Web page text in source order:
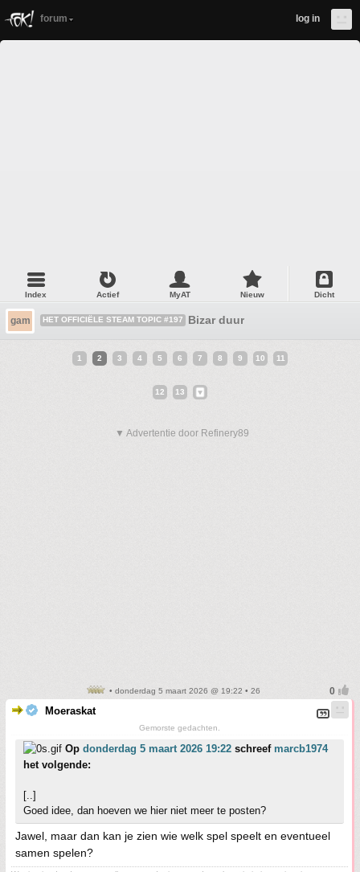
forum log in
Index Actief MyAT Nieuw Dicht
gam HET OFFICIËLE STEAM TOPIC #197 Bizar duur
1 2 3 4 5 6 7 8 9 10 11
12 13
▼ Advertentie door Refinery89
• donderdag 5 maart 2026 @ 19:22 • 26
Moeraskat
Gemorste gedachten.
Op donderdag 5 maart 2026 19:22 schreef marcb1974
het volgende:
[..]
Goed idee, dan hoeven we hier niet meer te posten?
Jawel, maar dan kan je zien wie welk spel speelt en eventueel
samen spelen?